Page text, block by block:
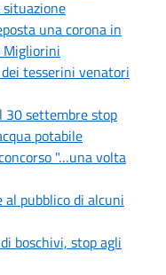
una corona in
Migliorini
tesserini venatori
30 settembre stop
potabile
"…una volta
pubblico di alcuni
boschivi, stop agli